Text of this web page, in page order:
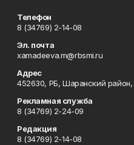
Телефон
8 (34769) 2-14-08
Эл. почта
xamadeeva.m@rbsmi.ru
Адрес
452630, РБ, Шаранский район,
Рекламная служба
8 (34769) 2-24-09
Редакция
8 (34769) 2-14-08